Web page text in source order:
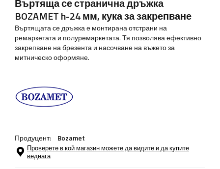
Въртяща се странична дръжка
BOZAMET h-24 мм, кука за закрепване
Въртящата се дръжка е монтирана отстрани на
ремаркетата и полуремаркетата. Тя позволява ефективно
закрепване на брезента и насочване на въжето за
митническо оформяне.
Продуцент: Bozamet
Проверете в кой магазин можете да видите и да купите
веднага